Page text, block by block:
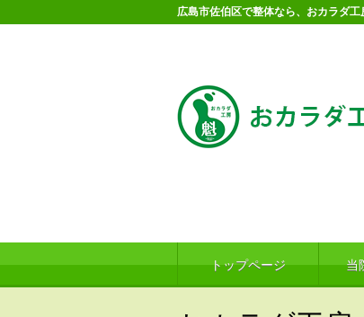
広島市佐伯区で整体なら、おカラダ
トップページ 当